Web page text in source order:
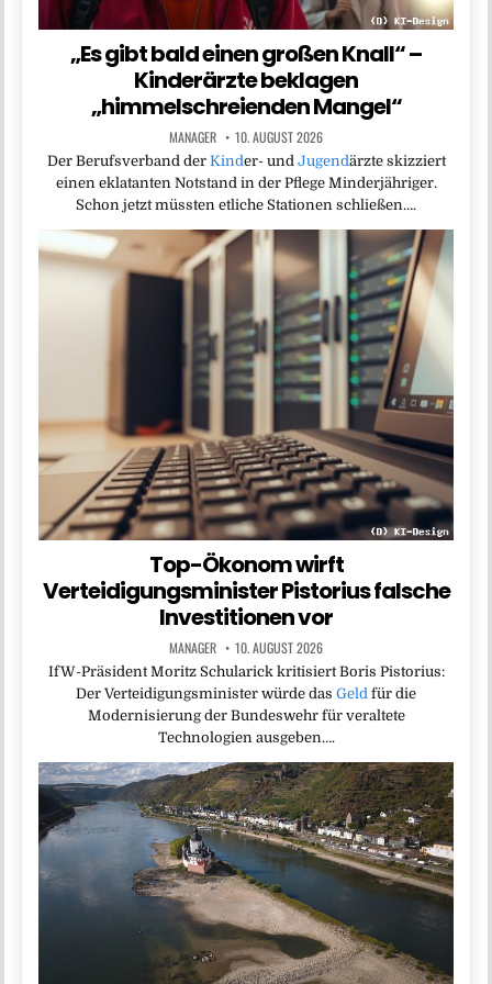
„Es gibt bald einen großen Knall“ –
Kinderärzte beklagen
„himmelschreienden Mangel“
MANAGER 10. AUGUST 2026
Der Berufsverband der Kinder- und Jugendärzte skizziert
einen eklatanten Notstand in der Pflege Minderjähriger.
Schon jetzt müssten etliche Stationen schließen….
Top-Ökonom wirft
Verteidigungsminister Pistorius falsche
Investitionen vor
MANAGER 10. AUGUST 2026
IfW-Präsident Moritz Schularick kritisiert Boris Pistorius:
Der Verteidigungsminister würde das Geld für die
Modernisierung der Bundeswehr für veraltete
Technologien ausgeben….